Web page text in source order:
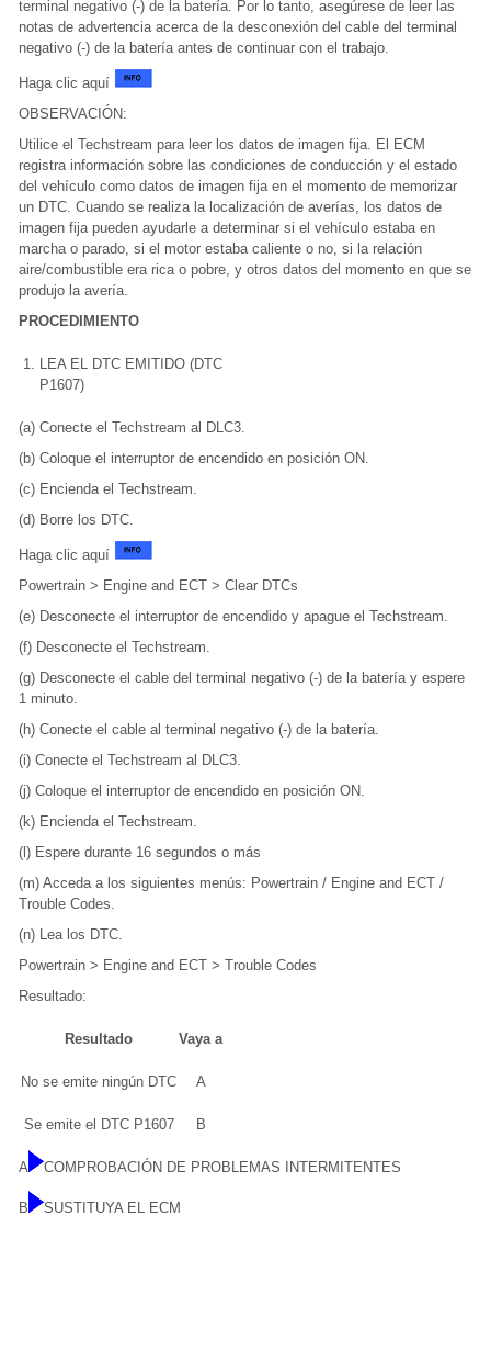
terminal negativo (-) de la batería. Por lo tanto, asegúrese de leer las
notas de advertencia acerca de la desconexión del cable del terminal
negativo (-) de la batería antes de continuar con el trabajo.
Haga clic aquí
OBSERVACIÓN:
Utilice el Techstream para leer los datos de imagen fija. El ECM
registra información sobre las condiciones de conducción y el estado
del vehículo como datos de imagen fija en el momento de memorizar
un DTC. Cuando se realiza la localización de averías, los datos de
imagen fija pueden ayudarle a determinar si el vehículo estaba en
marcha o parado, si el motor estaba caliente o no, si la relación
aire/combustible era rica o pobre, y otros datos del momento en que se
produjo la avería.
PROCEDIMIENTO
1. LEA EL DTC EMITIDO (DTC
P1607)
(a) Conecte el Techstream al DLC3.
(b) Coloque el interruptor de encendido en posición ON.
(c) Encienda el Techstream.
(d) Borre los DTC.
Haga clic aquí
Powertrain > Engine and ECT > Clear DTCs
(e) Desconecte el interruptor de encendido y apague el Techstream.
(f) Desconecte el Techstream.
(g) Desconecte el cable del terminal negativo (-) de la batería y espere
1 minuto.
(h) Conecte el cable al terminal negativo (-) de la batería.
(i) Conecte el Techstream al DLC3.
(j) Coloque el interruptor de encendido en posición ON.
(k) Encienda el Techstream.
(l) Espere durante 16 segundos o más
(m) Acceda a los siguientes menús: Powertrain / Engine and ECT /
Trouble Codes.
(n) Lea los DTC.
Powertrain > Engine and ECT > Trouble Codes
Resultado:
Resultado Vaya a
No se emite ningún DTC A
Se emite el DTC P1607 B
A COMPROBACIÓN DE PROBLEMAS INTERMITENTES
B SUSTITUYA EL ECM